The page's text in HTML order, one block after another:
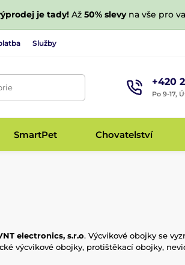
je tady!Až 50% slevyna vše pro
Služby
+420
Po 9-17,
SmartPet Chovatelství
electronics, s.r.o. Výcvikové obojky se
výcvikové obojky, protištěkací obojky,